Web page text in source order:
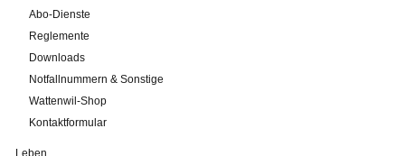
Abo-Dienste
Reglemente
Downloads
Notfallnummern & Sonstige
Wattenwil-Shop
Kontaktformular
Leben